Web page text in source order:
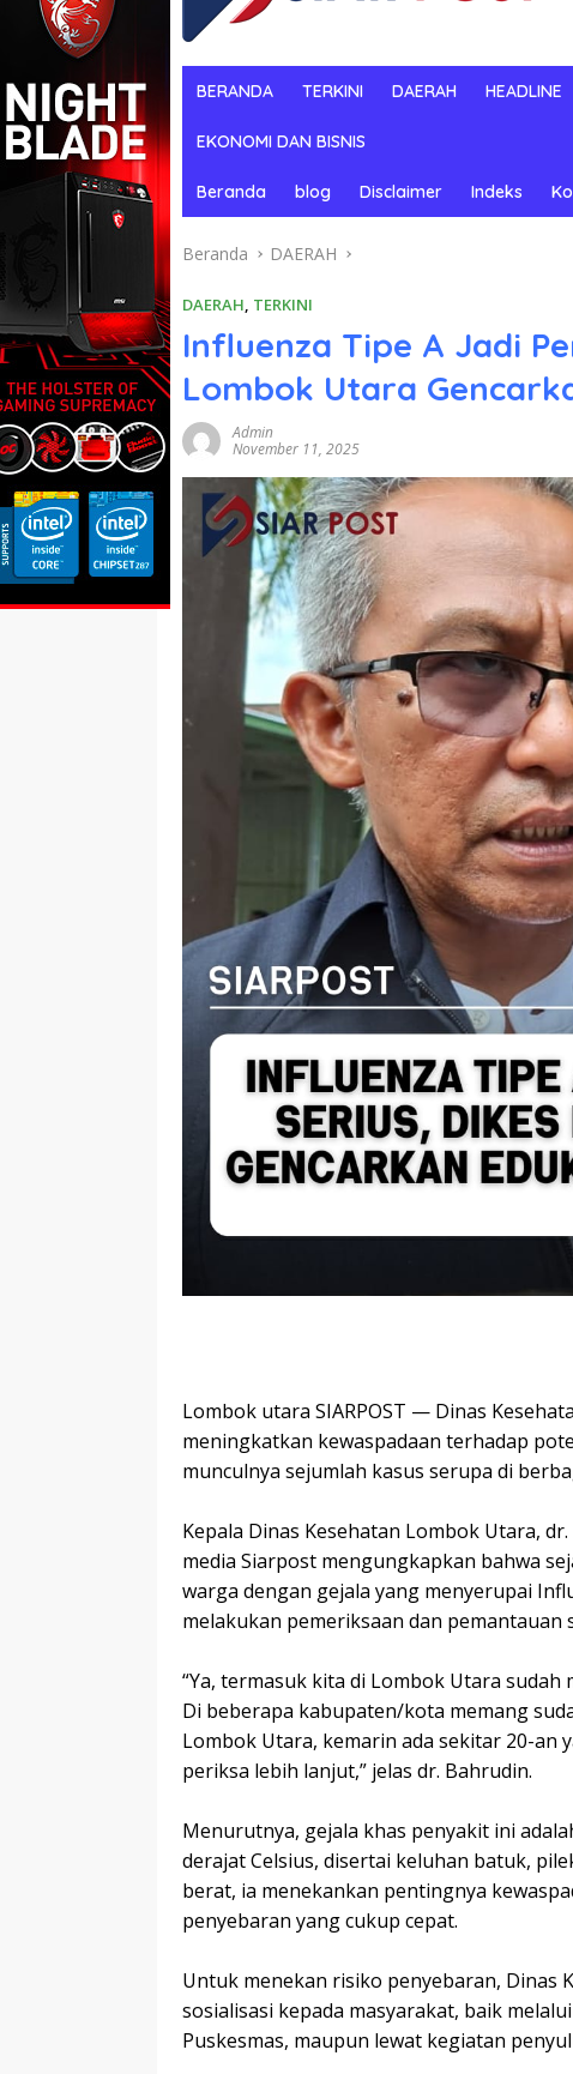
BERANDA TERKINI DAERAH HEADLINE
EKONOMI DAN BISNIS
Beranda blog Disclaimer Indeks
Beranda DAERAH
DAERAH, TERKINI
‎Influenza Tipe A Jadi
Lombok Utara
Admin
November 11, 2025
‎Lombok utara SIARPOST — Dinas
meningkatkan kewaspadaan terhadap
munculnya sejumlah kasus serupa di
‎Kepala Dinas Kesehatan Lombok Utara,
media Siarpost mengungkapkan bahwa
warga dengan gejala yang menyerupai
melakukan pemeriksaan dan pemantauan
‎“Ya, termasuk kita di Lombok Utara sudah
Di beberapa kabupaten/kota memang
Lombok Utara, kemarin ada sekitar 20-an
periksa lebih lanjut,” jelas dr. Bahrudin.
‎Menurutnya, gejala khas penyakit ini
derajat Celsius, disertai keluhan batuk,
berat, ia menekankan pentingnya
penyebaran yang cukup cepat.
‎Untuk menekan risiko penyebaran, Dinas
sosialisasi kepada masyarakat, baik
Puskesmas, maupun lewat kegiatan